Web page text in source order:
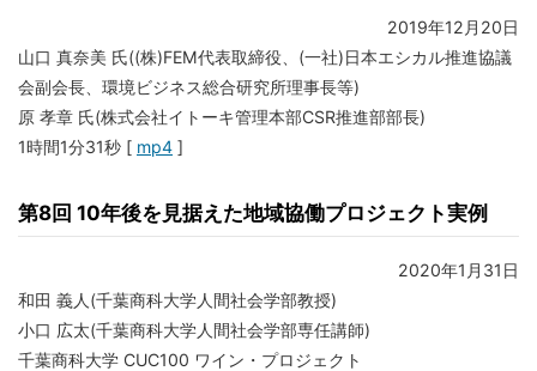
2019年12月20日
山口 真奈美 氏((株)FEM代表取締役、(一社)日本エシカル推進協議
会副会長、環境ビジネス総合研究所理事長等)
原 孝章 氏(株式会社イトーキ管理本部CSR推進部部長)
1時間1分31秒 [ mp4 ]
第8回 10年後を見据えた地域協働プロジェクト実例
2020年1月31日
和田 義人(千葉商科大学人間社会学部教授)
小口 広太(千葉商科大学人間社会学部専任講師)
千葉商科大学 CUC100 ワイン・プロジェクト